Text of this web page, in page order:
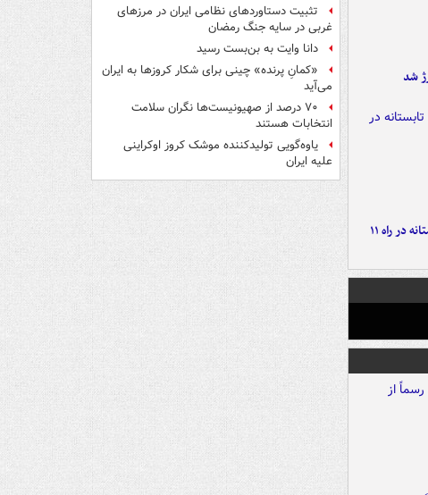
موج بارش‌های تابستانه در راه ۱۱
تثبیت دستاوردهای نظامی ایران در مرزهای
غربی در سایه جنگ رمضان
دانا وایت به بن‌بست رسید
«کمانِ پرنده» چینی برای شکار کروزها به ایران
می‌آید
۷۰ درصد از صهیونیست‌ها نگران سلامت
انتخابات هستند
یاوه‌گویی تولیدکننده موشک کروز اوکراینی
علیه ایران